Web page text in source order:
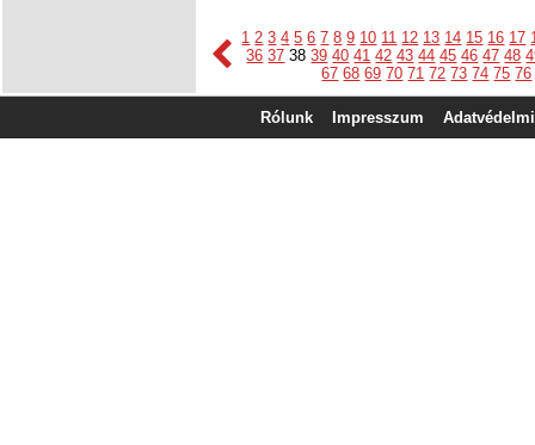
1 2 3 4 5 6 7 8 9 10 11 12 13 14 15 16 17
36 37 38 39 40 41 42 43 44 45 46 47 48
67 68 69 70 71 72 73 74 75 76
Rólunk Impresszum